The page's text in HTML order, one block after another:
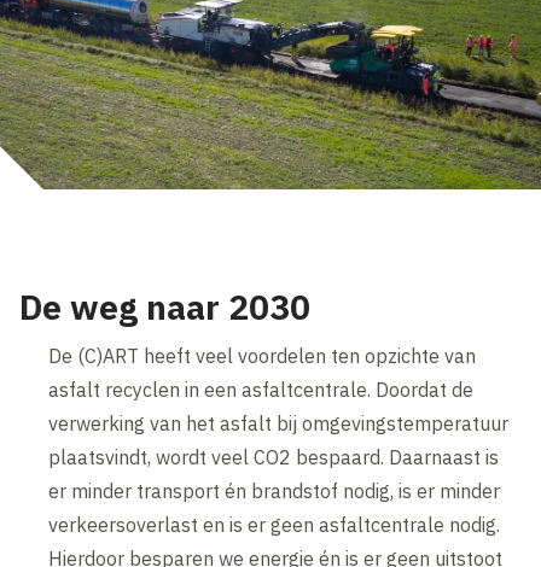
De weg naar 2030
De (C)ART heeft veel voordelen ten opzichte van
asfalt recyclen in een asfaltcentrale. Doordat de
verwerking van het asfalt bij omgevingstemperatuur
plaatsvindt, wordt veel CO2 bespaard. Daarnaast is
er minder transport én brandstof nodig, is er minder
verkeersoverlast en is er geen asfaltcentrale nodig.
Hierdoor besparen we energie én is er geen uitstoot